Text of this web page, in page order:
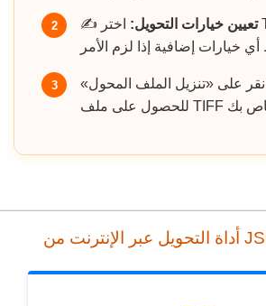
2 ✍️ تعيين خيارات التحويل: اختر TIFF كتنسيق
3
انقر على «تنزيل الملف المحول»